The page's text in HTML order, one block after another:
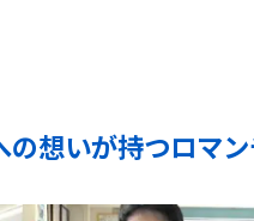
の想いが持つロマ